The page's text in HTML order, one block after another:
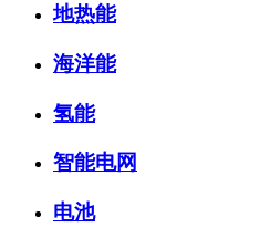
地热能
海洋能
氢能
智能电网
电池